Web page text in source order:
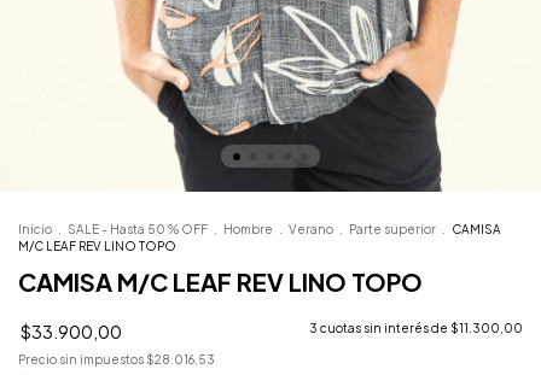
Inicio SALE - Hasta 50 % OFF Hombre Verano Parte superior
CAMISA
M/C LEAF REV LINO TOPO
CAMISA M/C LEAF REV LINO TOPO
$33.900,00 3 cuotas sin interés de $11.300,00
Precio sin impuestos $28.016,53